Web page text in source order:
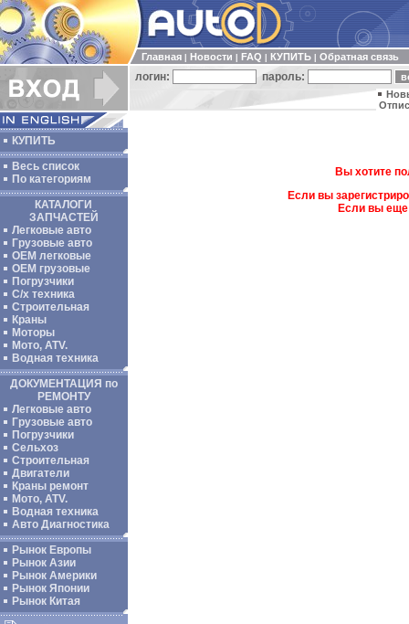
Главная Новости FAQ КУПИТЬ Обратная связь
логин: пароль:
КУПИТЬ
Весь список
По категориям
КАТАЛОГИ
ЗАПЧАСТЕЙ
Легковые авто
Грузовые авто
ОЕМ легковые
OEM грузовые
Погрузчики
С/х техника
Строительная
Краны
Моторы
Мото, ATV.
Водная техника
ДОКУМЕНТАЦИЯ по
РЕМОНТУ
Легковые авто
Грузовые авто
Погрузчики
Сельхоз
Строительная
Двигатели
Краны ремонт
Мото, ATV.
Водная техника
Авто Диагностика
Рынок Европы
Рынок Азии
Рынок Америки
Рынок Японии
Рынок Китая
Вы хотите
Если вы
Если вы еще